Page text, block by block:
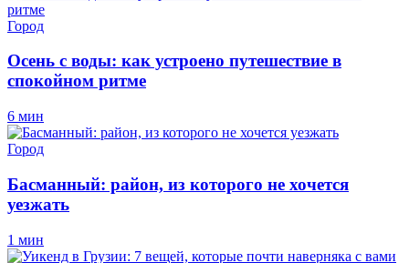
Город
Осень с воды: как устроено путешествие в
спокойном ритме
6 мин
Город
Басманный: район, из которого не хочется
уезжать
1 мин